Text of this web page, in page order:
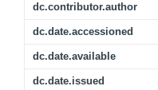
dc.contributor.author
dc.date.accessioned
dc.date.available
dc.date.issued